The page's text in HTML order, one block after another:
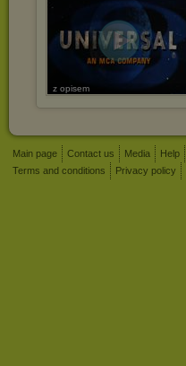
z opisem
Main page Contact us Media Help
Terms and conditions
Privacy policy